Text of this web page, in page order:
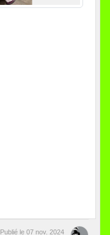
Publié le 07 nov. 2024